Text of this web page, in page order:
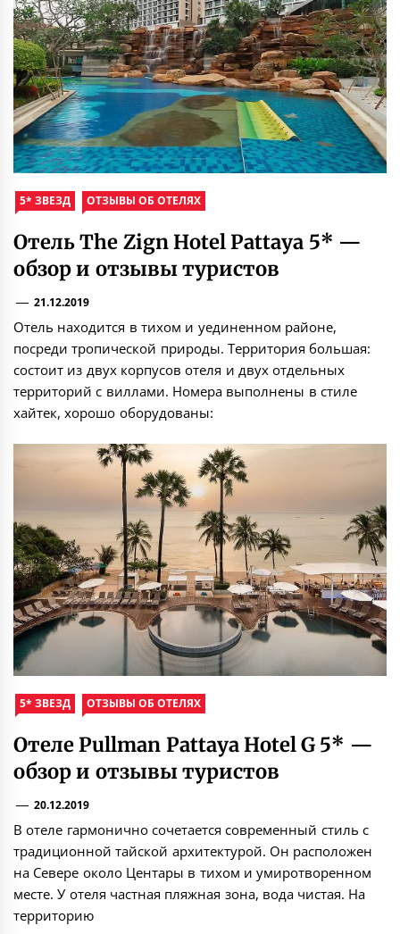
5* ЗВЕЗД ОТЗЫВЫ ОБ ОТЕЛЯХ
Отель The Zign Hotel Pattaya 5* —
обзор и отзывы туристов
21.12.2019
Отель находится в тихом и уединенном районе,
посреди тропической природы. Территория большая:
состоит из двух корпусов отеля и двух отдельных
территорий с виллами. Номера выполнены в стиле
хайтек, хорошо оборудованы:
5* ЗВЕЗД ОТЗЫВЫ ОБ ОТЕЛЯХ
Отеле Pullman Pattaya Hotel G 5* —
обзор и отзывы туристов
20.12.2019
В отеле гармонично сочетается современный стиль с
традиционной тайской архитектурой. Он расположен
на Севере около Центары в тихом и умиротворенном
месте. У отеля частная пляжная зона, вода чистая. На
территорию